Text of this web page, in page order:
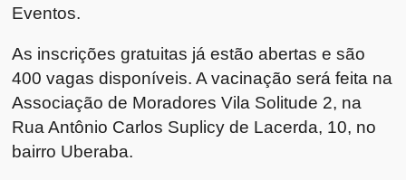
Eventos.
As inscrições gratuitas já estão abertas e são
400 vagas disponíveis. A vacinação será feita na
Associação de Moradores Vila Solitude 2, na
Rua Antônio Carlos Suplicy de Lacerda, 10, no
bairro Uberaba.